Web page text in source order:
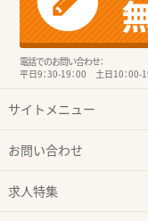
電話でのお問い合わせ：
平日9：30-19：00 土日10：00-
サイトメニュー
お問い合わせ
求人特集